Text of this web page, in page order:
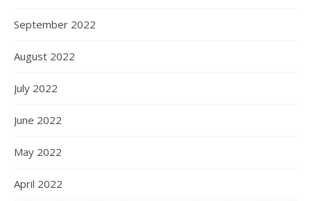
September 2022
August 2022
July 2022
June 2022
May 2022
April 2022